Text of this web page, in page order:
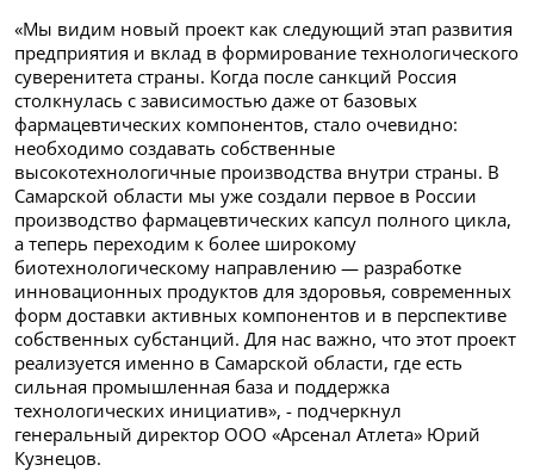
«Мы видим новый проект как следующий этап развития
предприятия и вклад в формирование технологического
суверенитета страны. Когда после санкций Россия
столкнулась с зависимостью даже от базовых
фармацевтических компонентов, стало очевидно:
необходимо создавать собственные
высокотехнологичные производства внутри страны. В
Самарской области мы уже создали первое в России
производство фармацевтических капсул полного цикла,
а теперь переходим к более широкому
биотехнологическому направлению — разработке
инновационных продуктов для здоровья, современных
форм доставки активных компонентов и в перспективе
собственных субстанций. Для нас важно, что этот проект
реализуется именно в Самарской области, где есть
сильная промышленная база и поддержка
технологических инициатив», - подчеркнул
генеральный директор ООО «Арсенал Атлета» Юрий
Кузнецов.